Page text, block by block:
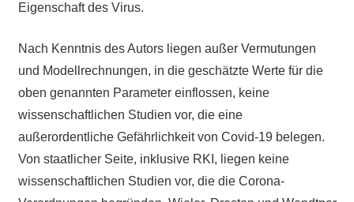
Eigenschaft des Virus.
Nach Kenntnis des Autors liegen außer Vermutungen
und Modellrechnungen, in die geschätzte Werte für die
oben genannten Parameter einflossen, keine
wissenschaftlichen Studien vor, die eine
außerordentliche Gefährlichkeit von Covid-19 belegen.
Von staatlicher Seite, inklusive RKI, liegen keine
wissenschaftlichen Studien vor, die die Corona-